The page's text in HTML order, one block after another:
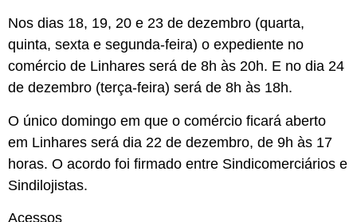
Nos dias 18, 19, 20 e 23 de dezembro (quarta,
quinta, sexta e segunda-feira) o expediente no
comércio de Linhares será de 8h às 20h. E no dia 24
de dezembro (terça-feira) será de 8h às 18h.
O único domingo em que o comércio ficará aberto
em Linhares será dia 22 de dezembro, de 9h às 17
horas. O acordo foi firmado entre Sindicomerciários e
Sindilojistas.
Acessos